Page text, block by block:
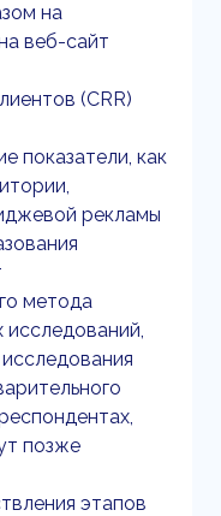
на
веб-сайт
(CRR)
показатели, как
рекламы
метода
исследований,
позже
этапов